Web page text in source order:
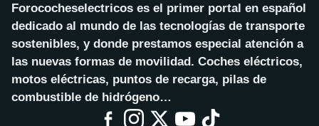
Forococheselectricos es el primer portal en español
dedicado al mundo de las tecnologías de transporte
sostenibles, y donde prestamos especial atención a
las nuevas formas de movilidad. Coches eléctricos,
motos eléctricas, puntos de recarga, pilas de
combustible de hidrógeno…